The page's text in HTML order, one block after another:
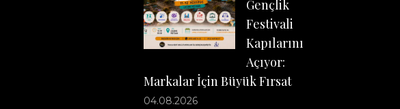
Gençlik
Festivali
Kapılarını
Açıyor:
Markalar İçin Büyük Fırsat
04.08.2026